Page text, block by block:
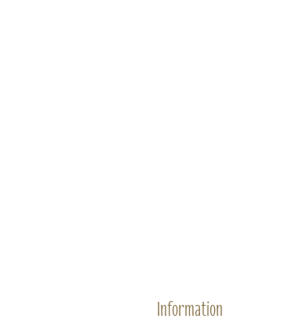
Information